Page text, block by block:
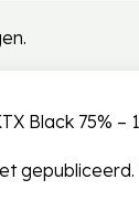
Black 75% –
gepubliceerd.